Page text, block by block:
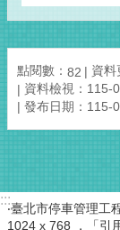
點閱數： 82
資
資料檢視：115-
發布日期：115-
:::
‧臺北市停車管理工
1024 x 768 ，「引